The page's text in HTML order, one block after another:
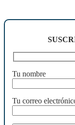
Tu nombre
Tu correo